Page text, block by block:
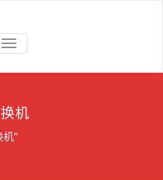
上海维修电话
上海维修松下、国威、NEC、迅
切
换
机
机"